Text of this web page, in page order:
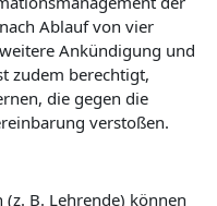
Ablauf von vier
Ankündigung und
zudem berechtigt,
die gegen die
verstoßen.
B. Lehrende) können